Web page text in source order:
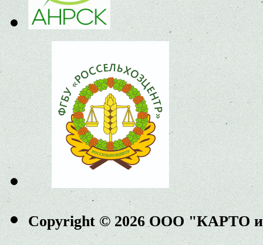
Copyright © 2026 ООО "КАРТО